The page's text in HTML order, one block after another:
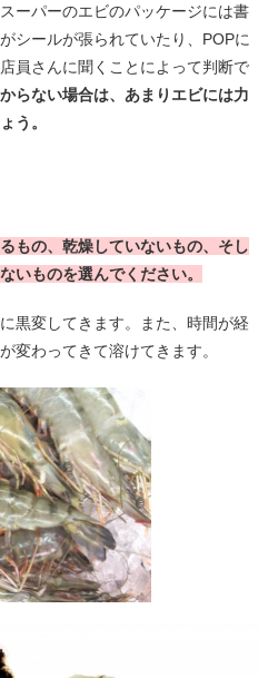
ーパーのエビのパッケージには書
シールが張られていたり、POPに
員さんに聞くことによって判断で
らない場合は、あまりエビには力
う。
もの、乾燥していないもの、そし
いものを選んでください。
黒変してきます。また、時間が経
変わってきて溶けてきます。